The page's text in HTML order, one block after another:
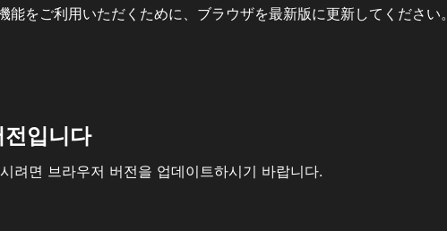
をご利用いただくために、ブラウザを最新版に更新してください。
입니다
려면 브라우저 버전을 업데이트하시기 바랍니다.